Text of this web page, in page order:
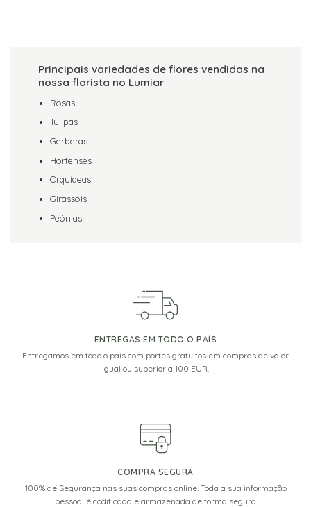
Principais variedades de flores vendidas na
nossa florista no Lumiar
Rosas
Tulipas
Gerberas
Hortenses
Orquídeas
Girassóis
Peónias
ENTREGAS EM TODO O PAÍS
Entregamos em todo o país com portes gratuitos em compras de valor
igual ou superior a 100 EUR.
COMPRA SEGURA
100% de Segurança nas suas compras online. Toda a sua informação
pessoal é codificada e armazenada de forma segura